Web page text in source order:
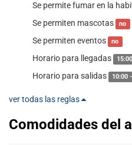
Se permite fumar en la
Se permiten mascotas no
Se permiten eventos no
Horario para llegadas
Horario para salidas 10:00
ver todas las reglas
Comodidades del